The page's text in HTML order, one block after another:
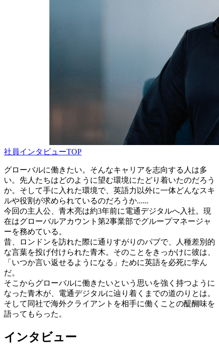
社員インタビューTOP
グローバルに働きたい。そんなキャリアを志向する人は多
い。先人たちはどのように望む環境にたどり着いたのだろう
か。そして手に入れた環境で、英語力以外に一体どんなスキ
ルや役割が求められているのだろうか......
今回の主人公、青木亮は約3年前に電通デジタルへ入社。現
在はグローバルアカウント第2事業部でグループマネージャ
ーを務めている。
昔、ロンドンを訪れた際に通りすがりのパブで、人種差別的
な言葉を投げ付けられた青木。そのことをきっかけに彼は、
「いつか言い返せるようになる」ために英語を必死に学ん
だ。
そこからグローバルに働きたいという思いを強く持つように
なった青木が、電通デジタルに辿り着くまでの道のりとは。
そして同社で海外クライアントを相手に働くことの醍醐味を
語ってもらった。
インタビュー